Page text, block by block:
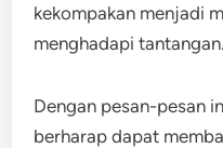
kekompakan menjadi
menghadapi tantangan.
Dengan pesan-pesan
berharap dapat